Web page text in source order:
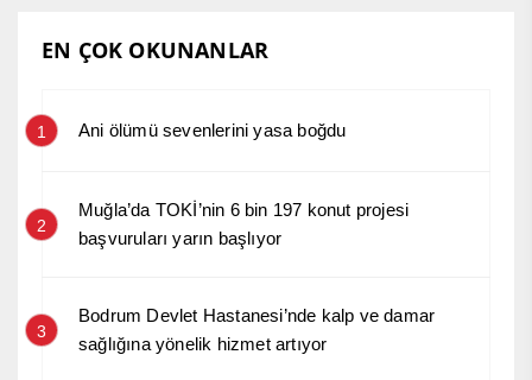
EN ÇOK OKUNANLAR
1 Ani ölümü sevenlerini yasa boğdu
2
Muğla’da TOKİ’nin 6 bin 197 konut projesi
başvuruları yarın başlıyor
3
Bodrum Devlet Hastanesi’nde kalp ve damar
sağlığına yönelik hizmet artıyor